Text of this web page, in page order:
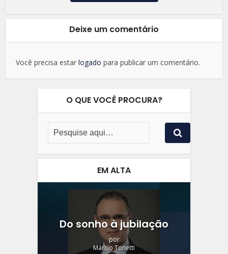
Deixe um comentário
Você precisa estarlogado para publicar um comentário.
O QUE VOCÊ PROCURA?
EM ALTA
Do sonho à jubilação
por
Márcio Tonetti